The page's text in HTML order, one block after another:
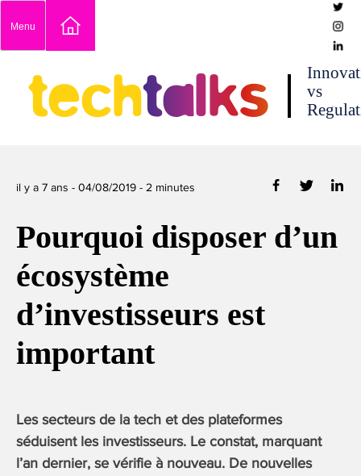
content
Menu
techtalks
vs
il y a 7 ans - 04/08/2019 - 2 minutes
Pourquoi disposer d’un
écosystème
d’investisseurs est
important
Les secteurs de la tech et des plateformes
séduisent les investisseurs. Le constat, marquant
l’an dernier, se vérifie à nouveau. De nouvelles